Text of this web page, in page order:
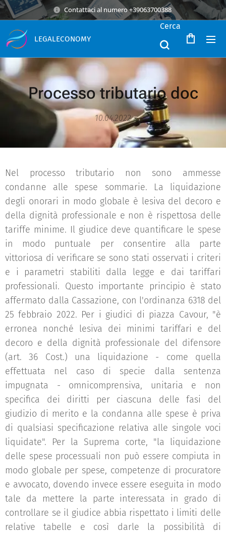
Contattaci al numero +39063700388
LEGALECONOMY
Cerca
Processo tributario doc
10.04.2022
Nel processo tributario non sono ammesse
condanne alle spese sommarie. La liquidazione
degli onorari in modo globale è lesiva del decoro e
della dignità professionale e non è rispettosa delle
tariffe minime. Il giudice deve quantificare le spese
in modo puntuale per consentire alla parte
vittoriosa di verificare se sono stati osservati i criteri
e i parametri stabiliti dalla legge e dai tariffari
professionali. Questo importante principio è stato
affermato dalla Cassazione, con l'ordinanza 6318 del
25 febbraio 2022. Per i giudici di piazza Cavour, "è
erronea nonché lesiva dei minimi tariffari e del
decoro e della dignità professionale del difensore
(art. 36 Cost.) una liquidazione - come quella
effettuata nel caso di specie dalla sentenza
impugnata - omnicomprensiva, unitaria e non
specifica dei diritti per ciascuna delle fasi del
giudizio di merito e la condanna alle spese è priva
di qualsiasi specificazione relativa alle singole voci
liquidate". Per la Suprema corte, "la liquidazione
delle spese processuali non può essere compiuta in
modo globale per spese, competenze di procuratore
e avvocato, dovendo invece essere eseguita in modo
tale da mettere la parte interessata in grado di
controllare se il giudice abbia rispettato i limiti delle
relative tabelle e così darle la possibilità di